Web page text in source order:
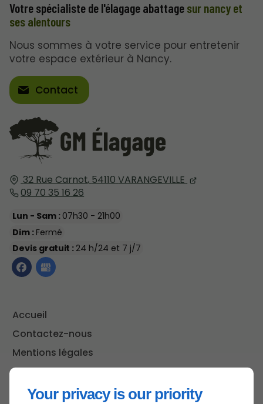
Your privacy is our priority
32 Rue Carnot, 54110 VARANGEVILLE
09 70 35 16 26
Lun - Sam : 07h30 - 21h00
Dim : Fermé
Devis gratuit : 24 h/24 et 7 j/7
Accueil
Contactez-nous
Mentions légales
Plan du site
Votre spécialiste de l'élagage abattage sur nancy et
ses alentours
Nous sommes à votre service pour entretenir
votre espace extérieur à Nancy.
Contact